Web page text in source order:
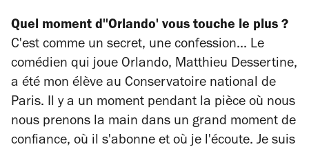
Quel moment d''Orlando' vous touche le plus ?
C'est comme un secret, une confession... Le
comédien qui joue Orlando, Matthieu Dessertine,
a été mon élève au Conservatoire national de
Paris. Il y a un moment pendant la pièce où nous
nous prenons la main dans un grand moment de
confiance, où il s'abonne et où je l'écoute. Je suis